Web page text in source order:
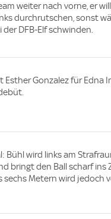
weiter nach vorne, er
durchrutschen, sonst
DFB-Elf schwinden.
Esther Gonzalez für Edna
wird links am
bringt den Ball scharf ins
sechs Metern wird jedoch